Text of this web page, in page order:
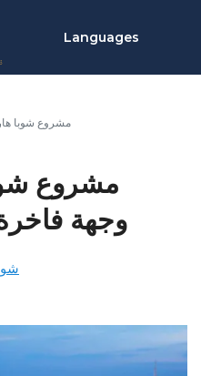
Languages
مشروع شوبا
مشروع
وجهة